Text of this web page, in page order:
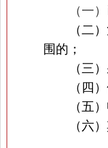
（一）
（二
围的；
（三
（四
（五
（六